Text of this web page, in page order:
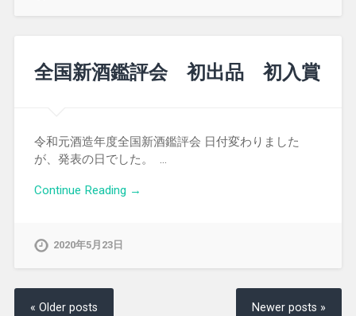
全国新酒鑑評会 初出品 初入賞
令和元酒造年度全国新酒鑑評会 日付変わりました
が、発表の日でした。 …
Continue Reading →
2020年5月23日
« Older posts Newer posts »